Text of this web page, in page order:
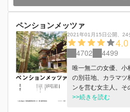
ペンションメッツァ
2021年01月15日公開 24
4.0
4702 4499
唯一無二の女優、小
の別荘地、カラマツ
ンを営む女主人。そ
旧知の人物や、思わ
>>続きを読む